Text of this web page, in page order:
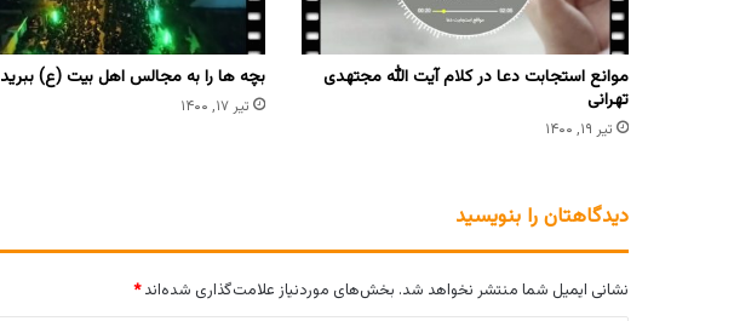
موانع استجابت دعا در کلام آیت الله مجتهدی
تهرانی
تیر ۱۹, ۱۴۰۰
بچه ها را به مجالس اهل بیت (ع) ببرید
تیر ۱۷, ۱۴۰۰
دیدگاهتان را بنویسید
نشانی ایمیل شما منتشر نخواهد شد. بخش‌های موردنیاز علامت‌گذاری شده‌اند*